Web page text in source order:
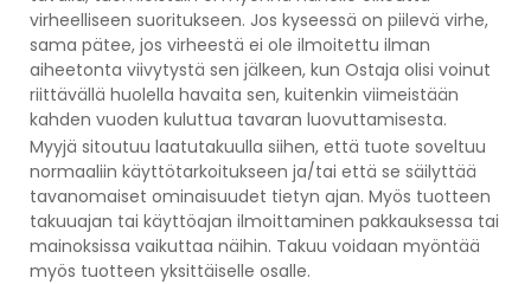
virheelliseen suoritukseen. Jos kyseessä on piilevä virhe,
sama pätee, jos virheestä ei ole ilmoitettu ilman
aiheetonta viivytystä sen jälkeen, kun Ostaja olisi voinut
riittävällä huolella havaita sen, kuitenkin viimeistään
kahden vuoden kuluttua tavaran luovuttamisesta.
Myyjä sitoutuu laatutakuulla siihen, että tuote soveltuu
normaaliin käyttötarkoitukseen ja/tai että se säilyttää
tavanomaiset ominaisuudet tietyn ajan. Myös tuotteen
takuuajan tai käyttöajan ilmoittaminen pakkauksessa tai
mainoksissa vaikuttaa näihin. Takuu voidaan myöntää
myös tuotteen yksittäiselle osalle.